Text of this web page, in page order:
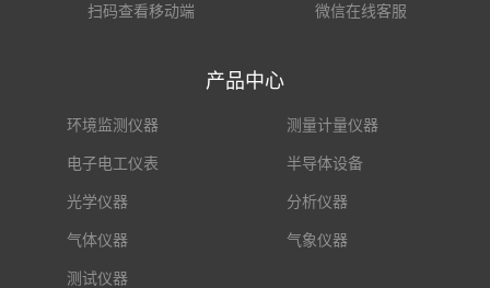
扫码查看移动端 微信在线客服
产品中心
环境监测仪器 测量计量仪器
电子电工仪表 半导体设备
光学仪器 分析仪器
气体仪器 气象仪器
测试仪器